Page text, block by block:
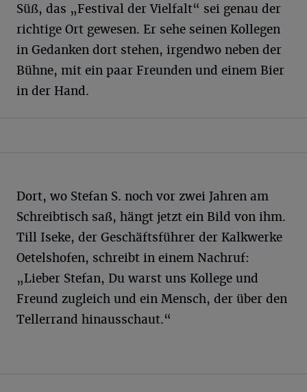
Süß, das „Festival der Vielfalt“ sei genau der
richtige Ort gewesen. Er sehe seinen Kollegen
in Gedanken dort stehen, irgendwo neben der
Bühne, mit ein paar Freunden und einem Bier
in der Hand.
Dort, wo Stefan S. noch vor zwei Jahren am
Schreibtisch saß, hängt jetzt ein Bild von ihm.
Till Iseke, der Geschäftsführer der Kalkwerke
Oetelshofen, schreibt in einem Nachruf:
„Lieber Stefan, Du warst uns Kollege und
Freund zugleich und ein Mensch, der über den
Tellerrand hinausschaut.“